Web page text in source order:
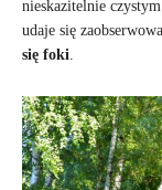
nieskazitelnie
udaje się
się foki